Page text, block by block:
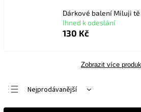
Dárkové balení Miluji tě
Ihned k odeslání
130 Kč
Zobrazit více
Nejlevnější
Nejprodávanější